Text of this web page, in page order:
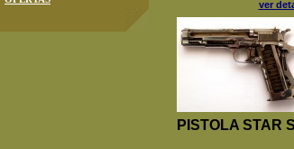
ver
PISTOLA STAR